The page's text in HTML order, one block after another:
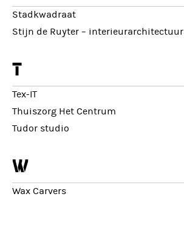
Stadkwadraat
Stijn de Ruyter – interieurarchitectuur
t
Tex-IT
Thuiszorg Het Centrum
Tudor studio
w
Wax Carvers